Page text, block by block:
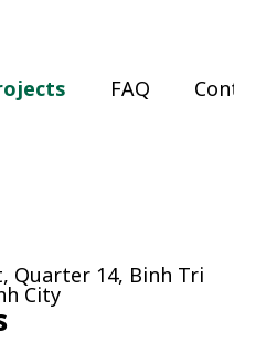
FAQ
Quarter 14, Binh Tri
City